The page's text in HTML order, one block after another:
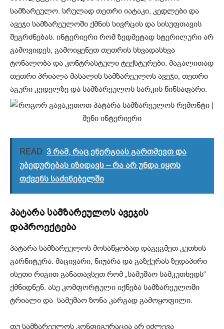
სამზარეულო. სრულად თეთრი იატაკი, კედლები და
ავეჯი სამზარეულოში ქმნის სივრცის და სისუფთავის
შეგრძნებას. ინტერიერი რომ ზედმეტად სტერილური არ
გამოვიდეს, გამოიყენეთ თეთრის სხვადასხვა
ტონალობა და კონტრასტული ტექსტურები. მაგალითად
თეთრი პრიალა მასალის სამზარეულოს ავეჯი, თეთრი
აგური კედელზე და სამზარეულოს სარკის წინსაფარი.
READ 3 რამ, რაც ენერგიას გართმევთ და
უბედურებას იზიდავს – რა არ უნდა იყოს
თქვენს საძინებელში
პატარა სამზარეულოს ავეჯის
დაპროექტება
პატარა სამზარეულოს მოსაწყობად დაგეგმეთ კუთხის
გარნიტურა. მაცივარი, ნიჟარა და გაზქურას ზედაპირი
ისეთი რიგით განათავსეთ რომ „სამუშაო სამკუთხედს“
ქმნიდნენ. ასე კომფორტული იქნება სამზარეულოში
ტრიალი და სამუშაო ზონა კარგად გამოყოფილი.
თუ სამზარეულოს კონფიგურაცია არ იძლევა